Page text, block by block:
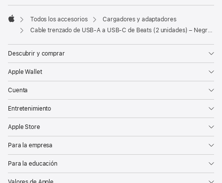
Apple
Todos los accesorios
Cargadores y adaptadores
Cable trenzado de USB-A a USB-C de Beats (2 unidades) – Negro eléctrico
Descubrir y comprar
Apple Wallet
Cuenta
Entretenimiento
Apple Store
Para la empresa
Para la educación